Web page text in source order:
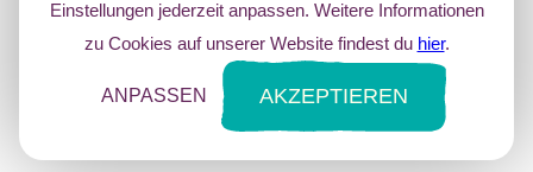
Einstellungen jederzeit anpassen. Weitere Informationen
zu Cookies auf unserer Website findest du hier.
ANPASSEN AKZEPTIEREN